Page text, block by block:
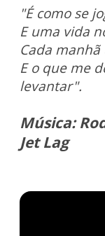
"É como se
E uma vida
Cada
E o que me
levantar".
Música:
Jet Lag